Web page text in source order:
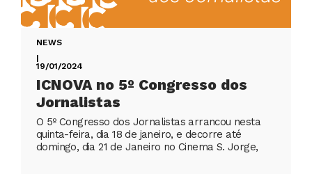
NEWS
|
19/01/2024
ICNOVA no 5º Congresso dos
Jornalistas
O 5º Congresso dos Jornalistas arrancou nesta
quinta-feira, dia 18 de janeiro, e decorre até
domingo, dia 21 de Janeiro no Cinema S. Jorge,